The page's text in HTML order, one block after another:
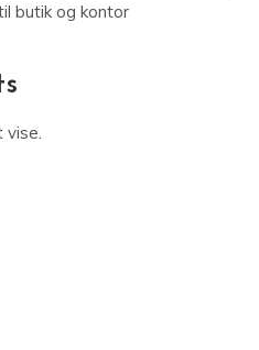
butik og kontor
vise.